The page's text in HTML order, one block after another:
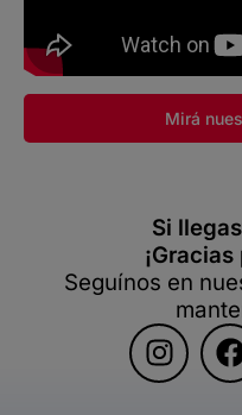
Mirá
Si
Seguínos en